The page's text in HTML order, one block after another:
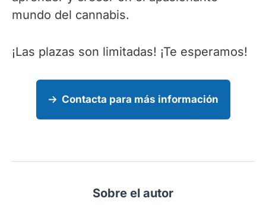
mundo del cannabis.
¡Las plazas son limitadas! ¡Te esperamos!
Contacta para más información
Sobre el autor